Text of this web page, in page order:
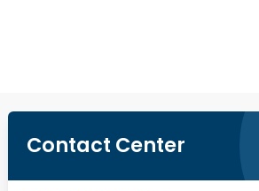
Contact Center